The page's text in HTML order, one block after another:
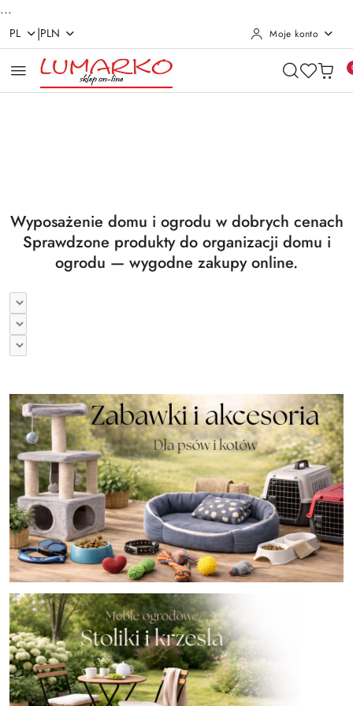
...
Przejdź do treści głównej
Przejdź do wyszukiwarki
Przejdź do moje konto
Przejdź do menu głównego
Przejdź do stopki
PL |PLN Moje konto
Wyposażenie domu i ogrodu w dobrych cenach
Sprawdzone produkty do organizacji domu i
ogrodu — wygodne zakupy online.